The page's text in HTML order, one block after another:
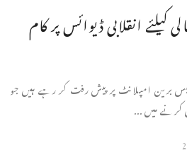
کیلئے انقلابی ڈیوائس پر کام
برین امپلانٹ پر پیش رفت کر رہے ہیں جو
کرنے میں ...